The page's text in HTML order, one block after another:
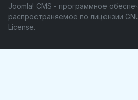
Joomla! CMS - программное
распространяемое по лицензии
License.